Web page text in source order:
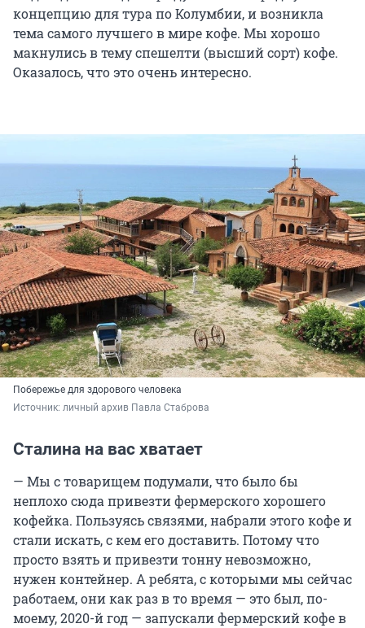
концепцию для тура по Колумбии, и возникла
тема самого лучшего в мире кофе. Мы хорошо
макнулись в тему спешелти (высший сорт) кофе.
Оказалось, что это очень интересно.
Побережье для здорового человека
Источник: личный архив Павла Стаброва
Сталина на вас хватает
— Мы с товарищем подумали, что было бы
неплохо сюда привезти фермерского хорошего
кофейка. Пользуясь связями, набрали этого кофе и
стали искать, с кем его доставить. Потому что
просто взять и привезти тонну невозможно,
нужен контейнер. А ребята, с которыми мы сейчас
работаем, они как раз в то время — это был, по-
моему, 2020-й год — запускали фермерский кофе в